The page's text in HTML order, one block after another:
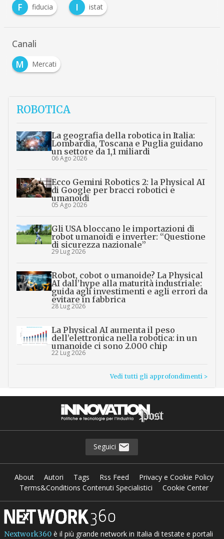
F
fiducia I istat
Canali
M
Mercati
ROBOTICA
La geografia della robotica in Italia:
Lombardia, Toscana e Puglia guidano
un settore da 1,1 miliardi
06 Ago 2026
Ecco Gemini Robotics 2: la Physical AI
di Google per bracci robotici e
umanoidi
05 Ago 2026
Gli USA bloccano le importazioni di
robot umanoidi e inverter: “Questione
di sicurezza nazionale”
29 Lug 2026
Robot, cobot o umanoide? La Physical
AI dall’hype alla maturità industriale:
guida agli investimenti e agli errori da
evitare in fabbrica
28 Lug 2026
La Physical AI aumenta il peso
dell’elettronica nella robotica: in un
umanoide ci sono 2.000 chip
22 Lug 2026
Vedi tutti gli approfondimenti >
Seguici
About Autori Tags Rss Feed
Privacy e Cookie Policy
Terms&Conditions Contenuti Specialistici
Cookie Center
Nextwork360è il più grande network in Italia di testate e portali